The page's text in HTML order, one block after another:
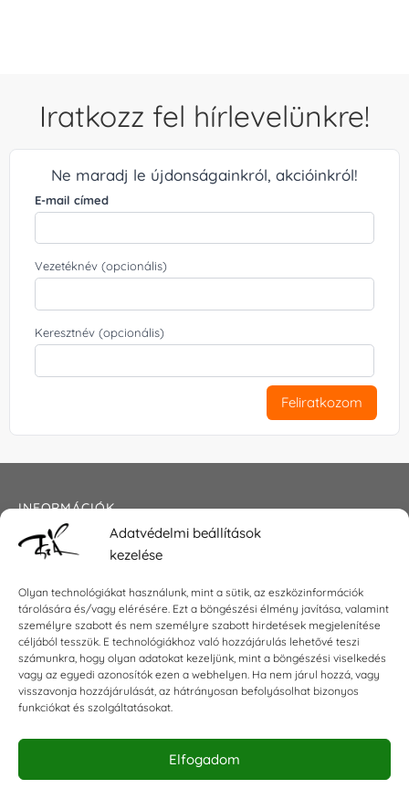
Adatvédelmi beállítások
kezelése
Olyan technológiákat használunk, mint a sütik, az eszközinformációk
tárolására és/vagy elérésére. Ezt a böngészési élmény javítása, valamint
személyre szabott és nem személyre szabott hirdetések megjelenítése
céljából tesszük. E technológiákhoz való hozzájárulás lehetővé teszi
számunkra, hogy olyan adatokat kezeljünk, mint a böngészési viselkedés
vagy az egyedi azonosítók ezen a webhelyen. Ha nem járul hozzá, vagy
visszavonja hozzájárulását, az hátrányosan befolyásolhat bizonyos
funkciókat és szolgáltatásokat.
Elfogadom
Iratkozz fel hírlevelünkre!
Ne maradj le újdonságainkról, akcióinkról!
E-mail címed
Vezetéknév (opcionális)
Keresztnév (opcionális)
Feliratkozom
INFORMÁCIÓK
Általános szerződési feltételek
Impresszum
KAPCSOLAT
E-mail:shop@torokszilvi.com
Telefon: +36 30 6767872
KÖZÖSSÉGI